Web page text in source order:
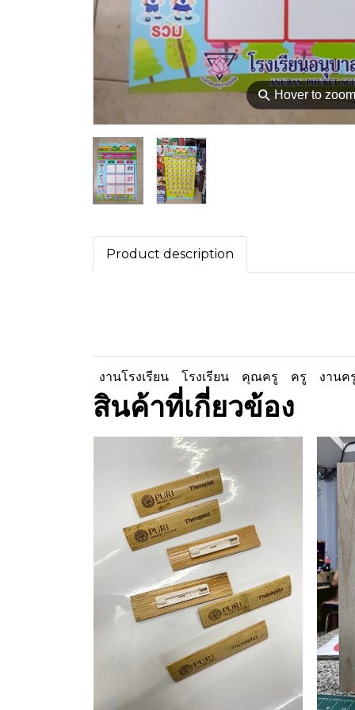
⚲Hover to zoom
Product description
งานโรงเรียน โรงเรียน คุณครู ครู งานค
สินค้าที่เกี่ยวข้อง